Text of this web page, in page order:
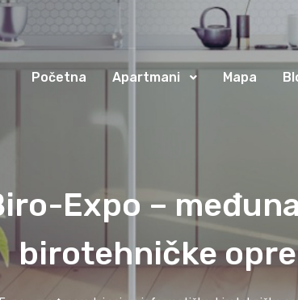
Početna Apartmani Mapa
Expo –
birotehničke